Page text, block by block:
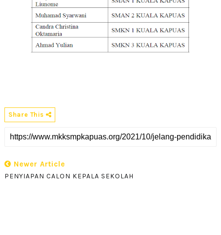
Share This
Newer Article
PENYIAPAN CALON KEPALA SEKOLAH